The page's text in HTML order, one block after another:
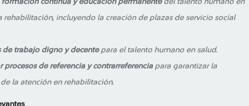
rehabilitación, incluyendo la creación de plazas de servicio social
de trabajo digno y decentepara el talento humano en salud.
procesos de referencia y contrarreferenciapara garantizar la
la atención en rehabilitación.